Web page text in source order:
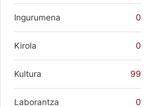
Ingurumena 0
Kirola 0
Kultura 99
Laborantza 0